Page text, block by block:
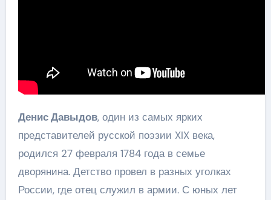
Денис Давыдов, один из самых ярких
представителей русской поэзии XIX века,
родился 27 февраля 1784 года в семье
дворянина. Детство провел в разных уголках
России, где отец служил в армии. С юных лет